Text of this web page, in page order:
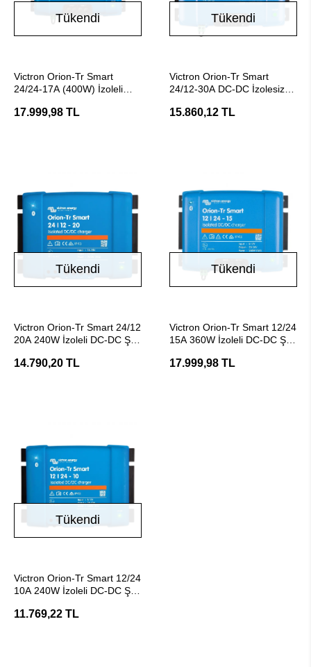
Tükendi
Victron Orion-Tr Smart
24/24-17A (400W) İzoleli
17.999,98 TL
Tükendi
Victron Orion-Tr Smart
24/12-30A DC-DC İzolesiz
15.860,12 TL
Tükendi
Victron Orion-Tr Smart 24/12
20A 240W İzoleli DC-DC Şarj
14.790,20 TL
Tükendi
Victron Orion-Tr Smart 12/24
15A 360W İzoleli DC-DC Şarj
17.999,98 TL
Tükendi
Victron Orion-Tr Smart 12/24
10A 240W İzoleli DC-DC Şarj
11.769,22 TL